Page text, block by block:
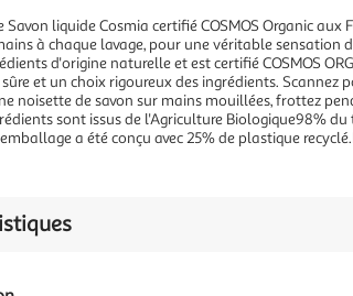
Savon liquide Cosmia certifié COSMOS Organic
à chaque lavage, pour une véritable
d'origine naturelle et est certifié COSMOS
et un choix rigoureux des ingrédients.
noisette de savon sur mains mouillées, frottez
sont issus de l'Agriculture Biologique98%
emballage a été conçu avec 25% de plastique